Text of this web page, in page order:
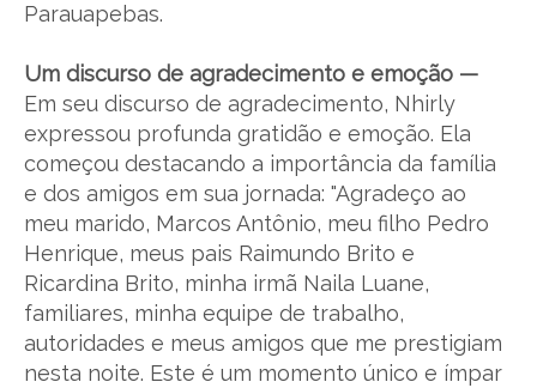
Parauapebas.
Um discurso de agradecimento e emoção —
Em seu discurso de agradecimento, Nhirly
expressou profunda gratidão e emoção. Ela
começou destacando a importância da família
e dos amigos em sua jornada: "Agradeço ao
meu marido, Marcos Antônio, meu filho Pedro
Henrique, meus pais Raimundo Brito e
Ricardina Brito, minha irmã Naila Luane,
familiares, minha equipe de trabalho,
autoridades e meus amigos que me prestigiam
nesta noite. Este é um momento único e ímpar